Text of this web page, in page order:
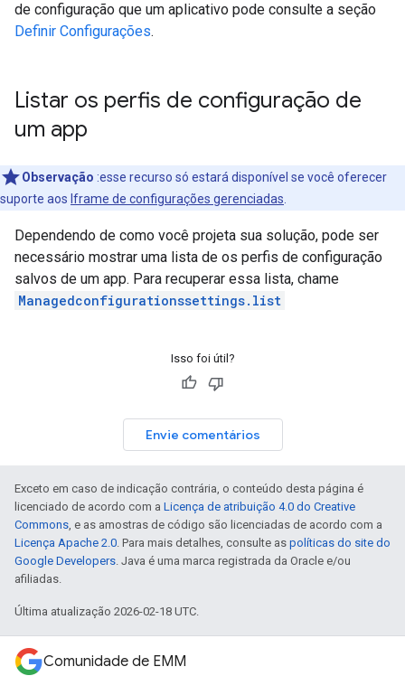
de configuração que um aplicativo pode consulte a seção
Definir Configurações.
Listar os perfis de configuração de
um app
Observação :esse recurso só estará disponível se você oferecer
suporte aos Iframe de configurações gerenciadas
Dependendo de como você projeta sua solução, pode ser
necessário mostrar uma lista de os perfis de configuração
salvos de um app. Para recuperar essa lista, chame
Managedconfigurationssettings.list
Isso foi útil?
Envie comentários
Exceto em caso de indicação contrária, o conteúdo desta página é
licenciado de acordo com a Licença de atribuição 4.0 do Creative
Commons, e as amostras de código são licenciadas de acordo com a
Licença Apache 2.0. Para mais detalhes, consulte as políticas do site do
Google Developers. Java é uma marca registrada da Oracle e/ou
afiliadas.
Última atualização 2026-02-18 UTC.
Comunidade de EMM